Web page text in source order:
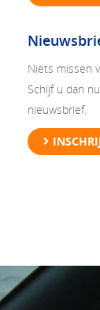
Niets missen
Schijf u dan
nieuwsbrief.